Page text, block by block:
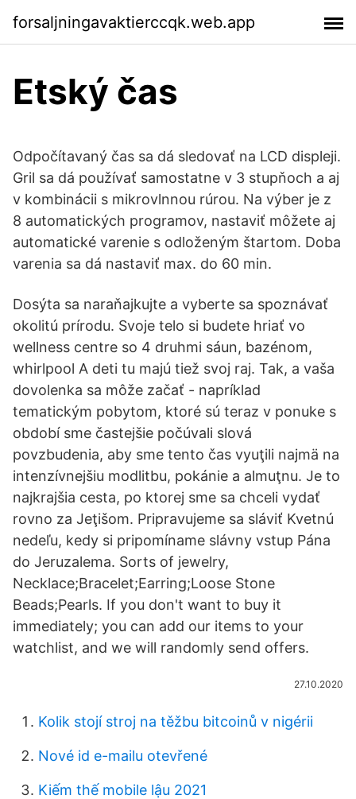
forsaljningavaktierccqk.web.app
Etský čas
Odpočítavaný čas sa dá sledovať na LCD displeji.
Gril sa dá používať samostatne v 3 stupňoch a aj
v kombinácii s mikrovlnnou rúrou. Na výber je z
8 automatických programov, nastaviť môžete aj
automatické varenie s odloženým štartom. Doba
varenia sa dá nastaviť max. do 60 min.
Dosýta sa naraňajkujte a vyberte sa spoznávať
okolitú prírodu. Svoje telo si budete hriať vo
wellness centre so 4 druhmi sáun, bazénom,
whirlpool A deti tu majú tiež svoj raj. Tak, a vaša
dovolenka sa môže začať - napríklad
tematickým pobytom, ktoré sú teraz v ponuke s
období sme častejšie počúvali slová
povzbudenia, aby sme tento čas vyuţili najmä na
intenzívnejšiu modlitbu, pokánie a almuţnu. Je to
najkrajšia cesta, po ktorej sme sa chceli vydať
rovno za Jeţišom. Pripravujeme sa sláviť Kvetnú
nedeľu, kedy si pripomíname slávny vstup Pána
do Jeruzalema. Sorts of jewelry,
Necklace;Bracelet;Earring;Loose Stone
Beads;Pearls. If you don't want to buy it
immediately; you can add our items to your
watchlist, and we will randomly send offers.
27.10.2020
Kolik stojí stroj na těžbu bitcoinů v nigérii
Nové id e-mailu otevřené
Kiếm thế mobile lậu 2021